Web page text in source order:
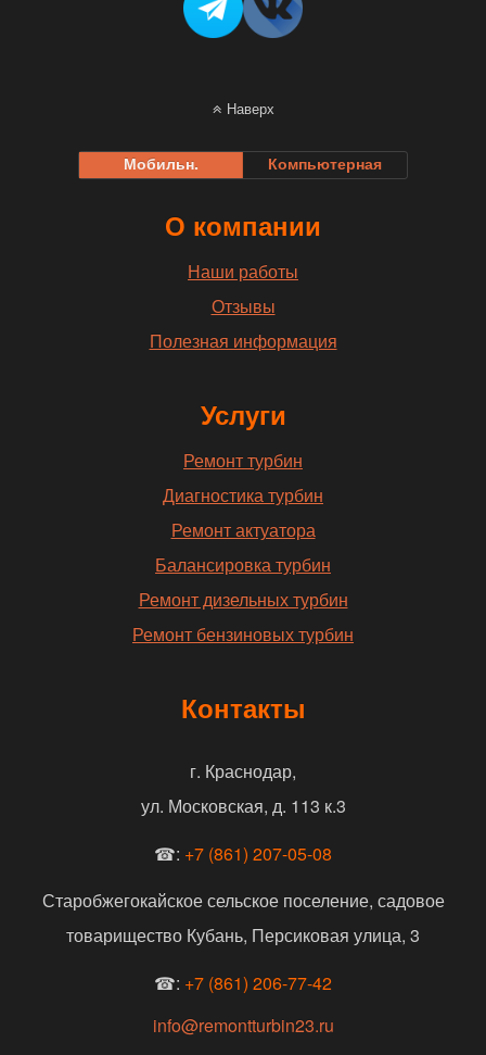
Наверх
Мобильн. Компьютерная
О компании
Наши работы
Отзывы
Полезная информация
Услуги
Ремонт турбин
Диагностика турбин
Ремонт актуатора
Балансировка турбин
Ремонт дизельных турбин
Ремонт бензиновых турбин
Контакты
г. Краснодар,
ул. Московская, д. 113 к.3
☎: +7 (861) 207-05-08
Старобжегокайское сельское поселение, садовое
товарищество Кубань, Персиковая улица, 3
☎: +7 (861) 206-77-42
info@remontturbin23.ru